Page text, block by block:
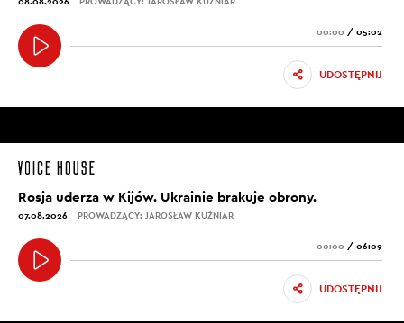
00:00 / 05:02
UDOSTĘPNIJ
Rosja uderza w Kijów. Ukrainie brakuje obrony.
07.08.2026 PROWADZĄCY: JAROSŁAW KUŹNIAR
00:00 / 06:09
UDOSTĘPNIJ